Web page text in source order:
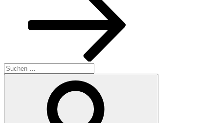
Suchen
nach: